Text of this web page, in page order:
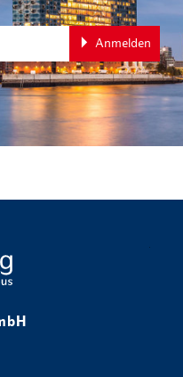
Anmelden